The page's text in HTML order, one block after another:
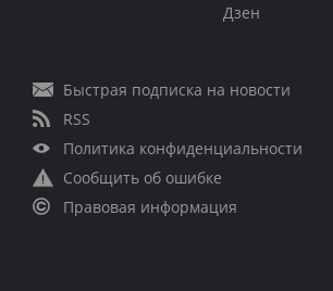
Дзен
Быстрая подписка на новости
RSS
Политика конфиденциальности
Сообщить об ошибке
Правовая информация